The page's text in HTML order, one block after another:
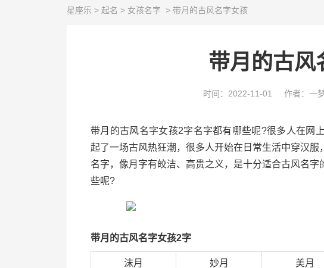
星座乐 > 起名 > 女孩名字 > 带月的古风名字女孩
带月的古风
时间：2022-11-01 作者：一
带月的古风名字女孩2字名字都有哪些呢?很多人在网
起了一场古风热狂潮，很多人开始在日常生活中穿汉
名字，像月字有皎洁、高贵之义，是十分适合古风名
些呢?
带月的古风名字女孩2字
沫月 妙月 美月